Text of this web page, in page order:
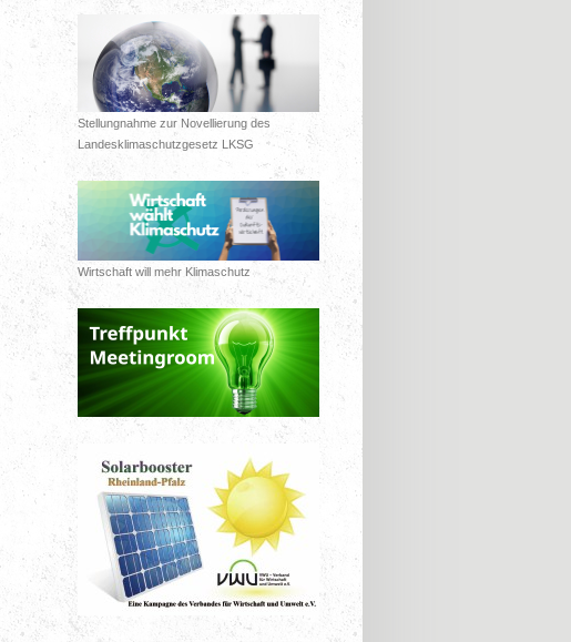
Stellungnahme zur Novellierung des
Landesklimaschutzgesetz LKSG
Wirtschaft will mehr Klimaschutz